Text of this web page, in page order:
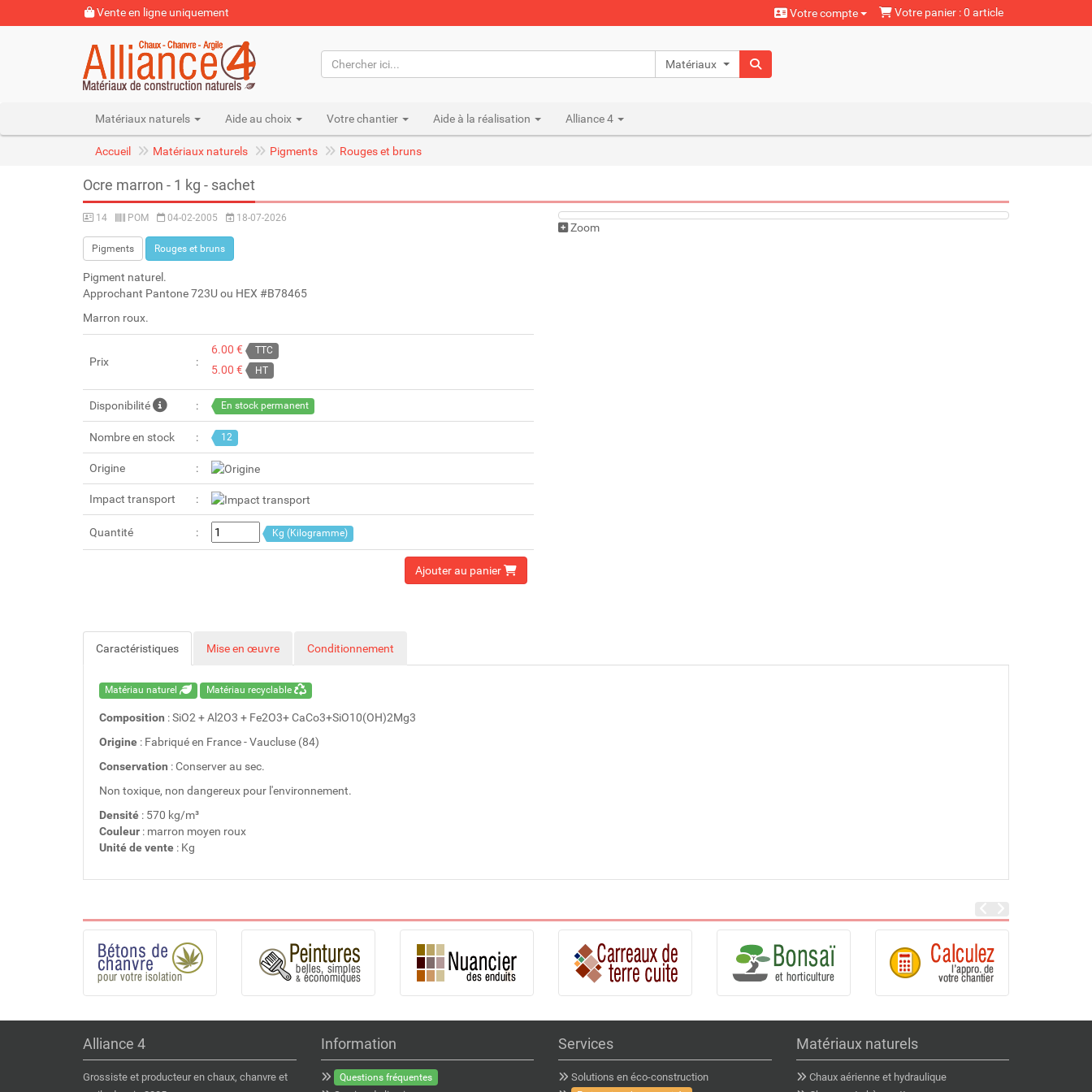
Vente en ligne uniquement Votre compte Votre panier : 0 article
Matériaux naturels
Matériaux naturels Aide au choix Votre chantier Aide à la réalisation Alliance 4
Accueil Matériaux naturels Pigments Rouges et bruns
Ocre marron - 1 kg - sachet
14 POM 04-02-2005 18-07-2026
Pigments Rouges et bruns
Pigment naturel.
Approchant Pantone 723U ou HEX #B78465
Marron roux.
Prix
6.00 € TTC
5.00 € HT
Disponibilité En stock permanent
Nombre en stock 12
Origine
Impact transport
Quantité Kg (Kilogramme)
Ajouter au panier
Zoom
Caractéristiques Mise en œuvre Conditionnement
Matériau naturel Matériau recyclable
Composition : SiO2 + Al2O3 + Fe2O3+ CaCo3+SiO10(OH)2Mg3
Origine : Fabriqué en France - Vaucluse (84)
Conservation : Conserver au sec.
Non toxique, non dangereux pour l'environnement.
Densité : 570 kg/m³
Couleur : marron moyen roux
Unité de vente : Kg
Alliance 4
Grossiste et producteur en chaux, chanvre et
Information
Questions fréquentes
Services
Solutions en éco-construction
Matériaux naturels
Chaux aérienne et hydraulique